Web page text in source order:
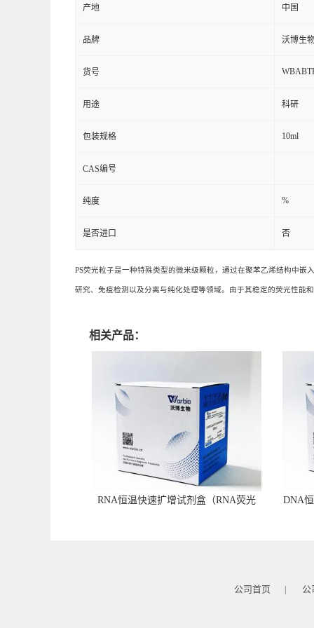
产地 中国
品牌 沃博生
货号
用途 科研
包装规格 10ml
CAS编号
纯度 %
是否进口 否
PS荧光粒子是一种特殊类型的微米级颗粒，通过在聚苯乙烯结构中
研究、免疫检测以及分离与纯化处理等领域。由于其稳定的荧光性能
相关产品：
RNA恒温快速扩增试剂盒（RNA荧光
DNA
公司首页 公